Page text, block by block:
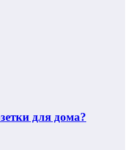
для дома?